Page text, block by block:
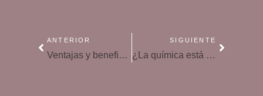
ANTERIOR
Ventajas y beneficios de tener una mente abierta
SIGUIENTE
¿La química está reñida con la ecología?